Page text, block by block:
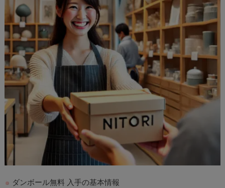
ダンボール無料 入手の基本情報